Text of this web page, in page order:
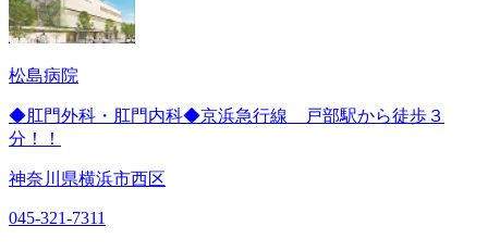
松島病院
◆肛門外科・肛門内科◆京浜急行線 戸部駅から徒歩３
分！！
神奈川県横浜市西区
045-321-7311